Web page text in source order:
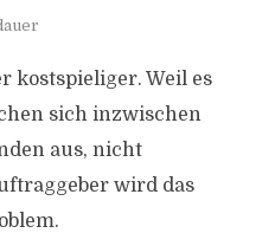
kostspieliger. Weil es
sich inzwischen
aus, nicht
wird das